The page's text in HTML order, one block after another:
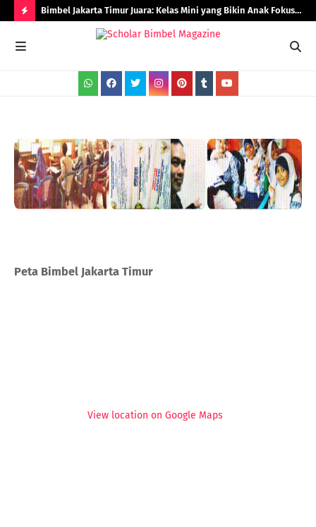
O
S
T
S
Bimbel Jakarta Timur Juara: Kelas Mini yang Bikin Anak Fokus
dan Berprestasi
Peta Bimbel Jakarta Timur
View location on Google Maps